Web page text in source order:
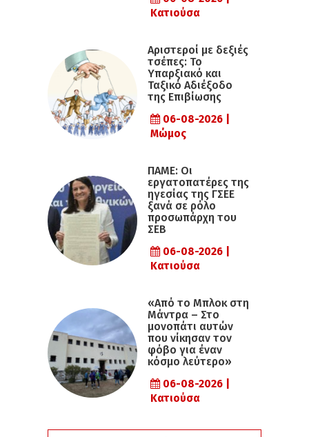
Κατιούσα
Αριστεροί με δεξιές
τσέπες: Το
Υπαρξιακό και
Ταξικό Αδιέξοδο
της Επιβίωσης
06-08-2026 |
Μώμος
ΠΑΜΕ: Οι
εργατοπατέρες της
ηγεσίας της ΓΣΕΕ
ξανά σε ρόλο
προσωπάρχη του
ΣΕΒ
06-08-2026 |
Κατιούσα
«Από το Μπλοκ στη
Μάντρα – Στο
μονοπάτι αυτών
που νίκησαν τον
φόβο για έναν
κόσμο λεύτερο»
06-08-2026 |
Κατιούσα